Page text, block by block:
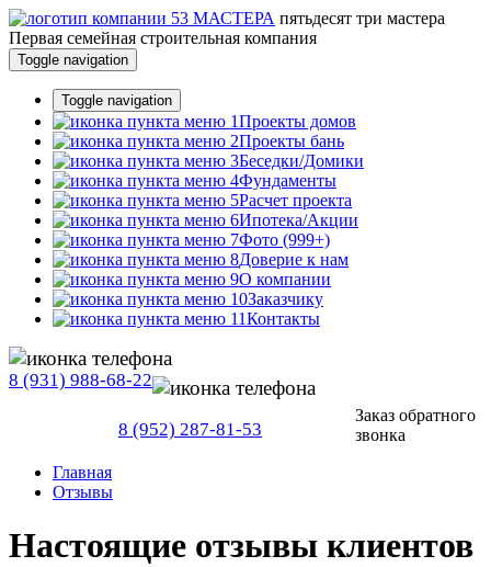
пятьдесят три мастера
Первая семейная строительная компания
Toggle navigation
Toggle navigation
Проекты домов
Проекты бань
Беседки/Домики
Фундаменты
Расчет проекта
Ипотека/Акции
Фото (999+)
Доверие к нам
О компании
Заказчику
Контакты
8 (931) 988-68-22
8 (952) 287-81-53
Заказ обратного
звонка
Главная
Отзывы
Настоящие отзывы клиентов